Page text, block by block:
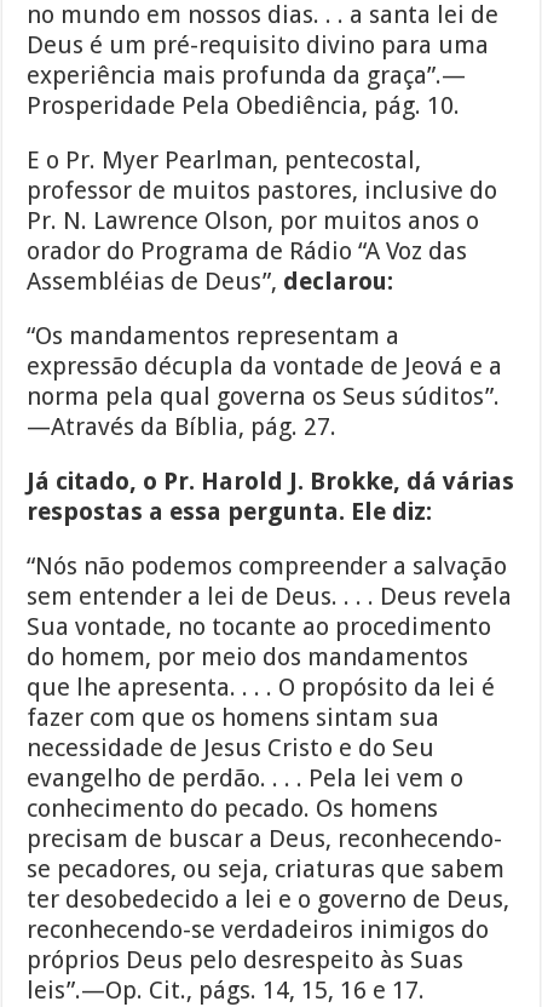
no mundo em nossos dias. . . a santa lei de
Deus é um pré-requisito divino para uma
experiência mais profunda da graça”.—
Prosperidade Pela Obediência, pág. 10.
E o Pr. Myer Pearlman, pentecostal,
professor de muitos pastores, inclusive do
Pr. N. Lawrence Olson, por muitos anos o
orador do Programa de Rádio “A Voz das
Assembléias de Deus”, declarou:
“Os mandamentos representam a
expressão décupla da vontade de Jeová e a
norma pela qual governa os Seus súditos”.
—Através da Bíblia, pág. 27.
Já citado, o Pr. Harold J. Brokke, dá várias
respostas a essa pergunta. Ele diz:
“Nós não podemos compreender a salvação
sem entender a lei de Deus. . . . Deus revela
Sua vontade, no tocante ao procedimento
do homem, por meio dos mandamentos
que lhe apresenta. . . . O propósito da lei é
fazer com que os homens sintam sua
necessidade de Jesus Cristo e do Seu
evangelho de perdão. . . . Pela lei vem o
conhecimento do pecado. Os homens
precisam de buscar a Deus, reconhecendo-
se pecadores, ou seja, criaturas que sabem
ter desobedecido a lei e o governo de Deus,
reconhecendo-se verdadeiros inimigos do
próprios Deus pelo desrespeito às Suas
leis”.—Op. Cit., págs. 14, 15, 16 e 17.